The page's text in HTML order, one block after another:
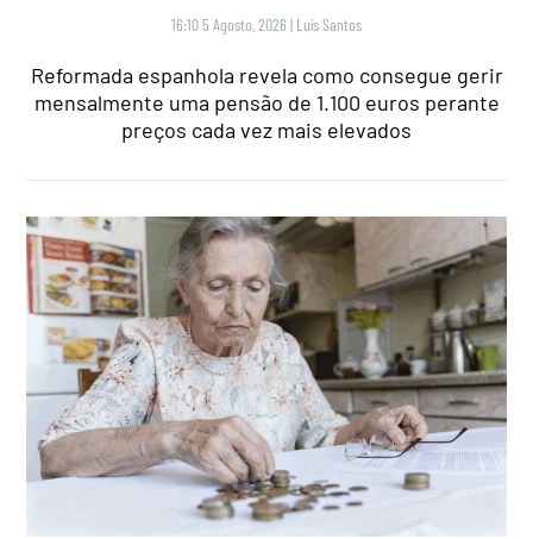
16:10 5 Agosto, 2026 | Luís Santos
Reformada espanhola revela como consegue gerir
mensalmente uma pensão de 1.100 euros perante
preços cada vez mais elevados